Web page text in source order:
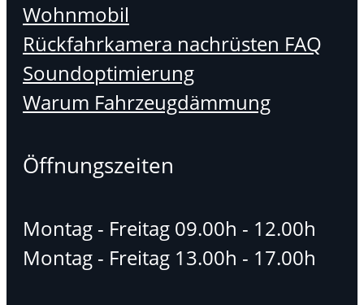
Wohnmobil
Rückfahrkamera nachrüsten FAQ
Soundoptimierung
Warum Fahrzeugdämmung
Öffnungszeiten
Montag - Freitag 09.00h - 12.00h
Montag - Freitag 13.00h - 17.00h